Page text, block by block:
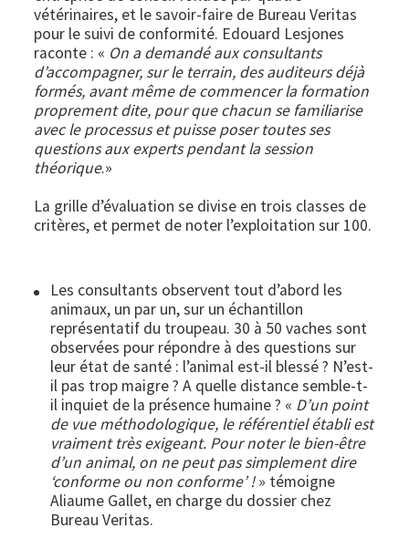
vétérinaires, et le savoir-faire de Bureau Veritas
pour le suivi de conformité. Edouard Lesjones
raconte : « On a demandé aux consultants
d’accompagner, sur le terrain, des auditeurs déjà
formés, avant même de commencer la formation
proprement dite, pour que chacun se familiarise
avec le processus et puisse poser toutes ses
questions aux experts pendant la session
théorique.»
La grille d’évaluation se divise en trois classes de
critères, et permet de noter l’exploitation sur 100.
Les consultants observent tout d’abord les
animaux, un par un, sur un échantillon
représentatif du troupeau. 30 à 50 vaches sont
observées pour répondre à des questions sur
leur état de santé : l’animal est-il blessé ? N’est-
il pas trop maigre ? A quelle distance semble-t-
il inquiet de la présence humaine ? « D’un point
de vue méthodologique, le référentiel établi est
vraiment très exigeant. Pour noter le bien-être
d’un animal, on ne peut pas simplement dire
‘conforme ou non conforme’ !» témoigne
Aliaume Gallet, en charge du dossier chez
Bureau Veritas.